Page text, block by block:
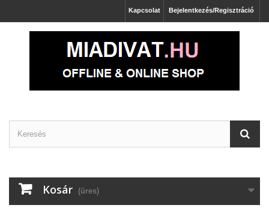
Bejelentkezés/Regisztráció
Kapcsolat
Kosár (üres)